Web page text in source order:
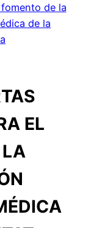
de la
de la
EL
LA